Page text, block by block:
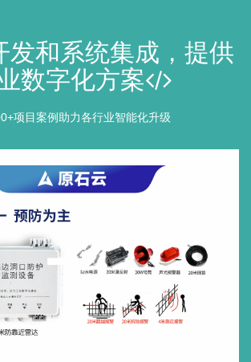
发和系统集成，提供
数字化方案
项目案例助力各行业智能化升级